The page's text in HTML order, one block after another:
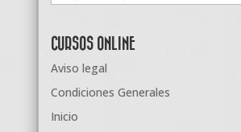
CURSOS ONLINE
Aviso legal
Condiciones Generales
Inicio